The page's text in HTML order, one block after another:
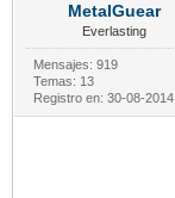
MetalGuear
Everlasting
Mensajes: 919
Temas: 13
Registro en: 30-08-2014